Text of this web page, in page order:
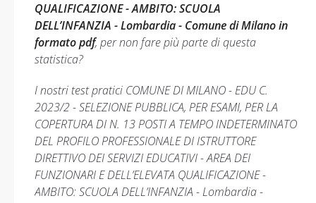
QUALIFICAZIONE - AMBITO: SCUOLA
DELL’INFANZIA - Lombardia - Comune di Milano in
formato pdf, per non fare più parte di questa
statistica?
I nostri test pratici COMUNE DI MILANO - EDU C.
2023/2 - SELEZIONE PUBBLICA, PER ESAMI, PER LA
COPERTURA DI N. 13 POSTI A TEMPO INDETERMINATO
DEL PROFILO PROFESSIONALE DI ISTRUTTORE
DIRETTIVO DEI SERVIZI EDUCATIVI - AREA DEI
FUNZIONARI E DELL’ELEVATA QUALIFICAZIONE -
AMBITO: SCUOLA DELL’INFANZIA - Lombardia -